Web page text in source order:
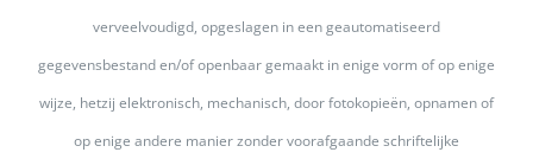
verveelvoudigd, opgeslagen in een geautomatiseerd
gegevensbestand en/of openbaar gemaakt in enige vorm of op enige
wijze, hetzij elektronisch, mechanisch, door fotokopieën, opnamen of
op enige andere manier zonder voorafgaande schriftelijke